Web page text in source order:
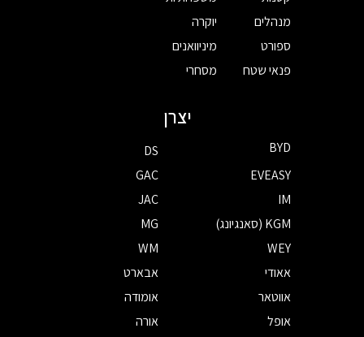
מנהלים
ספורט
פנאי שטח
יוקרה
מיניוואנים
מסחרי
יצרן
BYD
DS
EVEASY
GAC
IM
JAC
KGM (סאנגיונג)
MG
WEY
WM
אאודי
אבארט
אווטאר
אומודה
אופל
אורה